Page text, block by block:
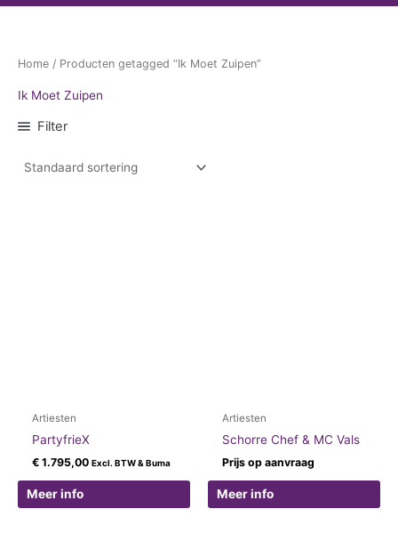
Home / Producten getagged “Ik Moet Zuipen”
Ik Moet Zuipen
Filter
Artiesten
PartyfrieX
€ 1.795,00 Excl. BTW & Buma
Meer info
Artiesten
Schorre Chef & MC Vals
Prijs op aanvraag
Meer info